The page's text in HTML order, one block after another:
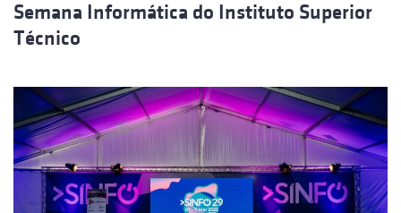
Semana Informática do Instituto Superior
Técnico